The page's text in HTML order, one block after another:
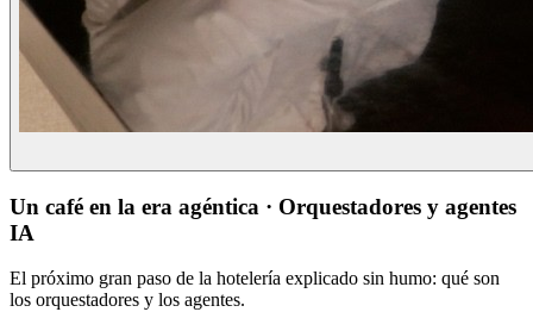
Un café en la era agéntica · Orquestadores y agentes
IA
El próximo gran paso de la hotelería explicado sin humo: qué son
los orquestadores y los agentes.